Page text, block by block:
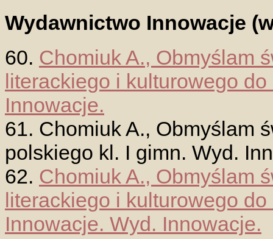
Wydawnictwo Innowacje
60. Chomiuk A., Obmyślam
literackiego i kulturowego
Innowacje.
61. Chomiuk A., Obmyślam
polskiego kl. I gimn. Wyd.
62. Chomiuk A., Obmyślam
literackiego i kulturowego
Innowacje. Wyd. Innowacje.